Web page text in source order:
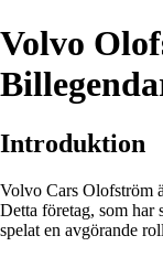
Volvo
Introduktion
Volvo Cars Olofström
Detta företag, som har
spelat en avgörande